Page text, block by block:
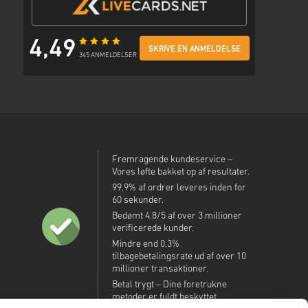
4,49 345 ANMELDELSER
SKRIVE EN ANMELDELSE
Fremragende kundeservice –
Vores løfte bakket op af resultater.
99,9% af ordrer leveres inden for
60 sekunder.
Bedømt 4,8/5 af over 3 millioner
verificerede kunder.
Mindre end 0,3%
tilbagebetalingsrate ud af over 10
millioner transaktioner.
Betal trygt – Dine foretrukne
metoder er fuldt beskyttet.